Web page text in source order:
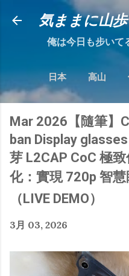
気ままに山
俺は今日も步いて
日本 高山
Mar 2026【隨筆】
ban Display
芽 L2CAP CoC 極
化：實現 720p 智
（LIVE DEMO）
3月 03, 2026